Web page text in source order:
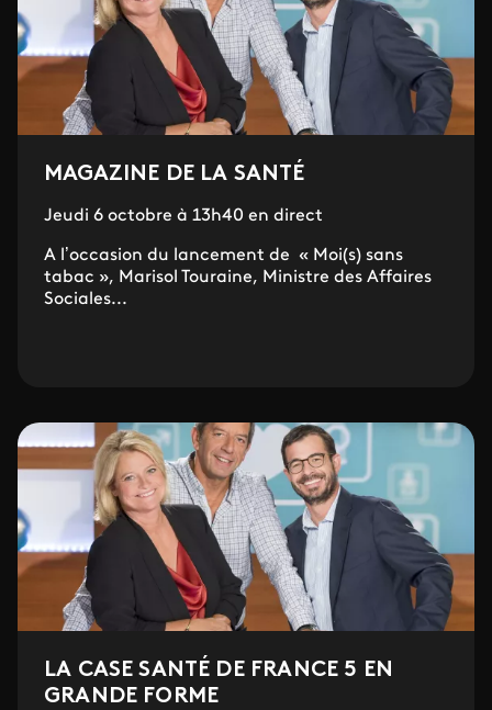
MAGAZINE DE LA SANTÉ
Jeudi 6 octobre à 13h40 en direct
A l’occasion du lancement de « Moi(s) sans
tabac », Marisol Touraine, Ministre des Affaires
Sociales...
LA CASE SANTÉ DE FRANCE 5 EN
GRANDE FORME